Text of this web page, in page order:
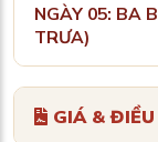
NGÀY 05: BA
TRƯA)
GIÁ & ĐIỀU